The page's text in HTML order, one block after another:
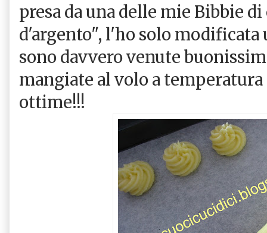
presa da una delle mie Bibbie
d'argento", l'ho solo modificata
sono davvero venute
mangiate al volo a
ottime!!!